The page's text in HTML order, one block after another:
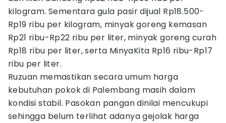
kilogram. Sementara gula pasir dijual Rp18.500-
Rp19 ribu per kilogram, minyak goreng kemasan
Rp21 ribu-Rp22 ribu per liter, minyak goreng curah
Rp18 ribu per liter, serta MinyaKita Rp16 ribu-Rp17
ribu per liter.
Ruzuan memastikan secara umum harga
kebutuhan pokok di Palembang masih dalam
kondisi stabil. Pasokan pangan dinilai mencukupi
sehingga belum terlihat adanya gejolak harga